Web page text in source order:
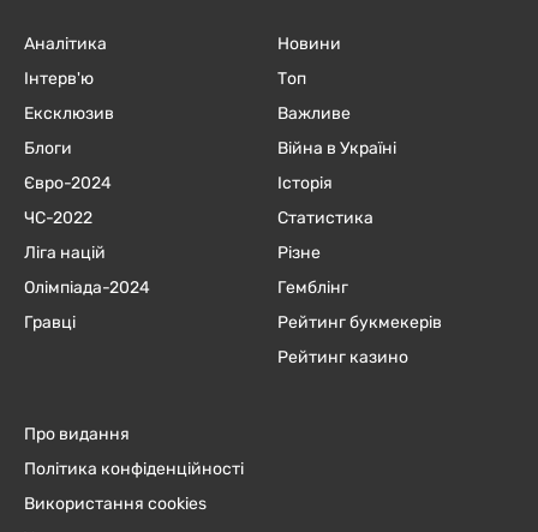
Аналітика
Інтерв'ю
Ексклюзив
Блоги
Євро-2024
ЧC-2022
Ліга націй
Олімпіада-2024
Гравці
Новини
Топ
Важливе
Війна в Україні
Історія
Статистика
Різне
Гемблінг
Рейтинг букмекерів
Рейтинг казино
Про видання
Політика конфіденційності
Використання cookies